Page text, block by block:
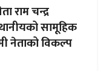
राम चन्द्र
सामूहिक
नेताको विकल्प